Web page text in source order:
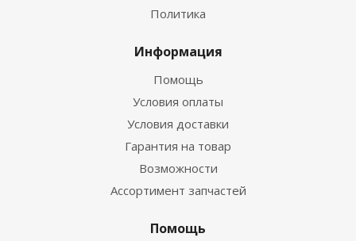
Политика
Информация
Помощь
Условия оплаты
Условия доставки
Гарантия на товар
Возможности
Ассортимент запчастей
Помощь